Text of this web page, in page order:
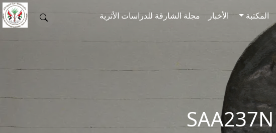
المكتبة الأخبار
مجلة الشارقة للدراسات الأثرية